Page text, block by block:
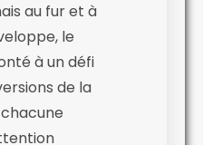
au fur et à
le
à un défi
de la